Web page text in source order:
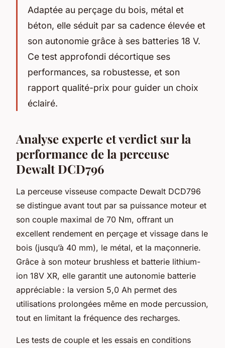
Adaptée au perçage du bois, métal et
béton, elle séduit par sa cadence élevée et
son autonomie grâce à ses batteries 18 V.
Ce test approfondi décortique ses
performances, sa robustesse, et son
rapport qualité-prix pour guider un choix
éclairé.
Analyse experte et verdict sur la
performance de la perceuse
Dewalt DCD796
La perceuse visseuse compacte Dewalt DCD796
se distingue avant tout par sa puissance moteur et
son couple maximal de 70 Nm, offrant un
excellent rendement en perçage et vissage dans le
bois (jusqu’à 40 mm), le métal, et la maçonnerie.
Grâce à son moteur brushless et batterie lithium-
ion 18V XR, elle garantit une autonomie batterie
appréciable : la version 5,0 Ah permet des
utilisations prolongées même en mode percussion,
tout en limitant la fréquence des recharges.
Les tests de couple et les essais en conditions